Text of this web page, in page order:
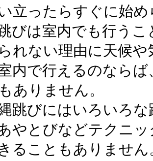
立ったらすぐに始
びは室内でも行う
れない理由に天候
内で行えるのなら
ありません。
跳びにはいろいろ
やとびなどテクニ
ることもありません